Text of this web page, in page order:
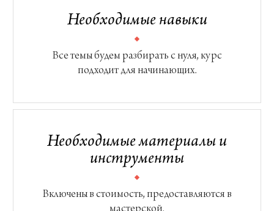
Необходимые навыки
Все темы будем разбирать с нуля, курс
подходит для начинающих.
Необходимые материалы и
инструменты
Включены в стоимость, предоставляются в